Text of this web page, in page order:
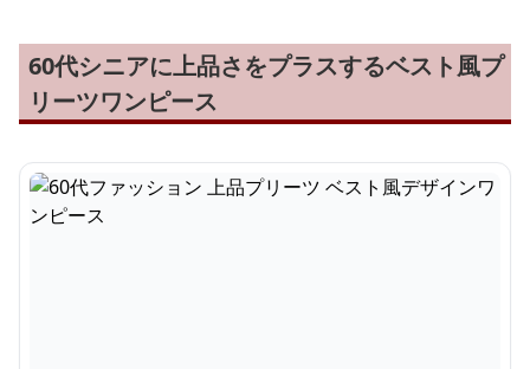
60代シニアに上品さをプラスするベスト風プ
リーツワンピース